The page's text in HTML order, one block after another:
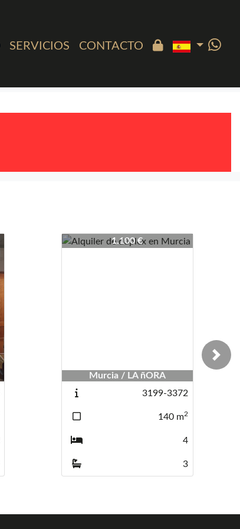
SERVICIOS CONTACTO
4308-43371.100 €
Murcia / LA ñORA
3199-3372
140 m2
4
3
Next